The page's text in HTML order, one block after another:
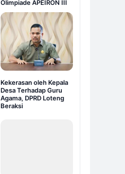
Olimpiade APEIRON III
Kekerasan oleh Kepala
Desa Terhadap Guru
Agama, DPRD Loteng
Beraksi